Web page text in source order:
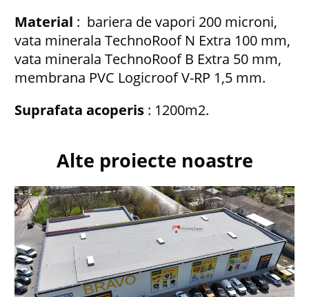
Material : bariera de vapori 200 microni,
vata minerala TechnoRoof N Extra 100 mm,
vata minerala TechnoRoof B Extra 50 mm,
membrana PVC Logicroof V-RP 1,5 mm.
Suprafata acoperis : 1200m2.
Alte proiecte noastre